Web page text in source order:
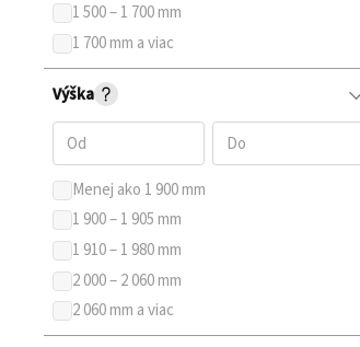
1 500 – 1 700 mm
1 700 mm a viac
Výška
Menej ako 1 900 mm
1 900 – 1 905 mm
1 910 – 1 980 mm
2 000 – 2 060 mm
2 060 mm a viac